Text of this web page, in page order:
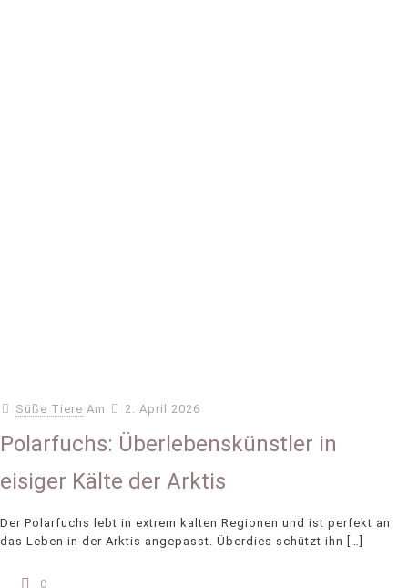
Süße Tiere Am 2. April 2026
Polarfuchs: Überlebenskünstler in
eisiger Kälte der Arktis
Der Polarfuchs lebt in extrem kalten Regionen und ist perfekt an
das Leben in der Arktis angepasst. Überdies schützt ihn
[…]
0